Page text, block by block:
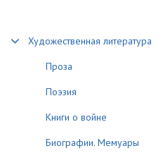
Художественная литература
Проза
Поэзия
Книги о войне
Биографии. Мемуары